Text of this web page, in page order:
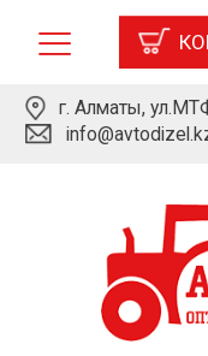
г. Алматы,